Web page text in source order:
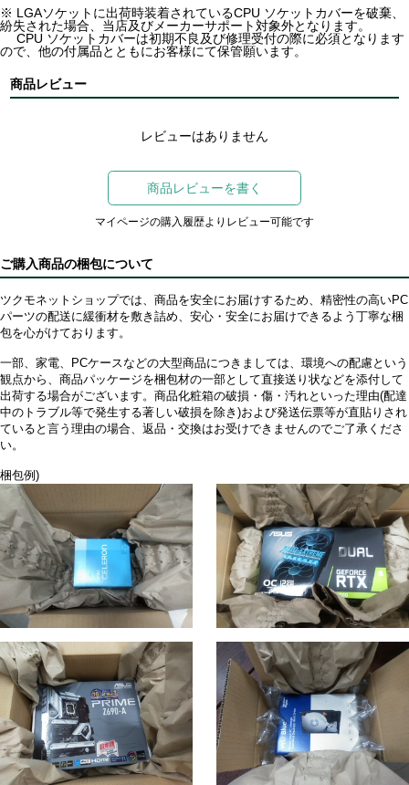
※ LGAソケットに出荷時装着されているCPU ソケットカバーを破棄、
紛失された場合、当店及びメーカーサポート対象外となります。
CPU ソケットカバーは初期不良及び修理受付の際に必須となります
ので、他の付属品とともにお客様にて保管願います。
商品レビュー
レビューはありません
商品レビューを書く
マイページの購入履歴よりレビュー可能です
ご購入商品の梱包について
ツクモネットショップでは、商品を安全にお届けするため、精密性の高いPC
パーツの配送に緩衝材を敷き詰め、安心・安全にお届けできるよう丁寧な梱
包を心がけております。
一部、家電、PCケースなどの大型商品につきましては、環境への配慮という
観点から、商品パッケージを梱包材の一部として直接送り状などを添付して
出荷する場合がございます。商品化粧箱の破損・傷・汚れといった理由(配達
中のトラブル等で発生する著しい破損を除き)および発送伝票等が直貼りされ
ていると言う理由の場合、返品・交換はお受けできませんのでご了承くださ
い。
梱包例)